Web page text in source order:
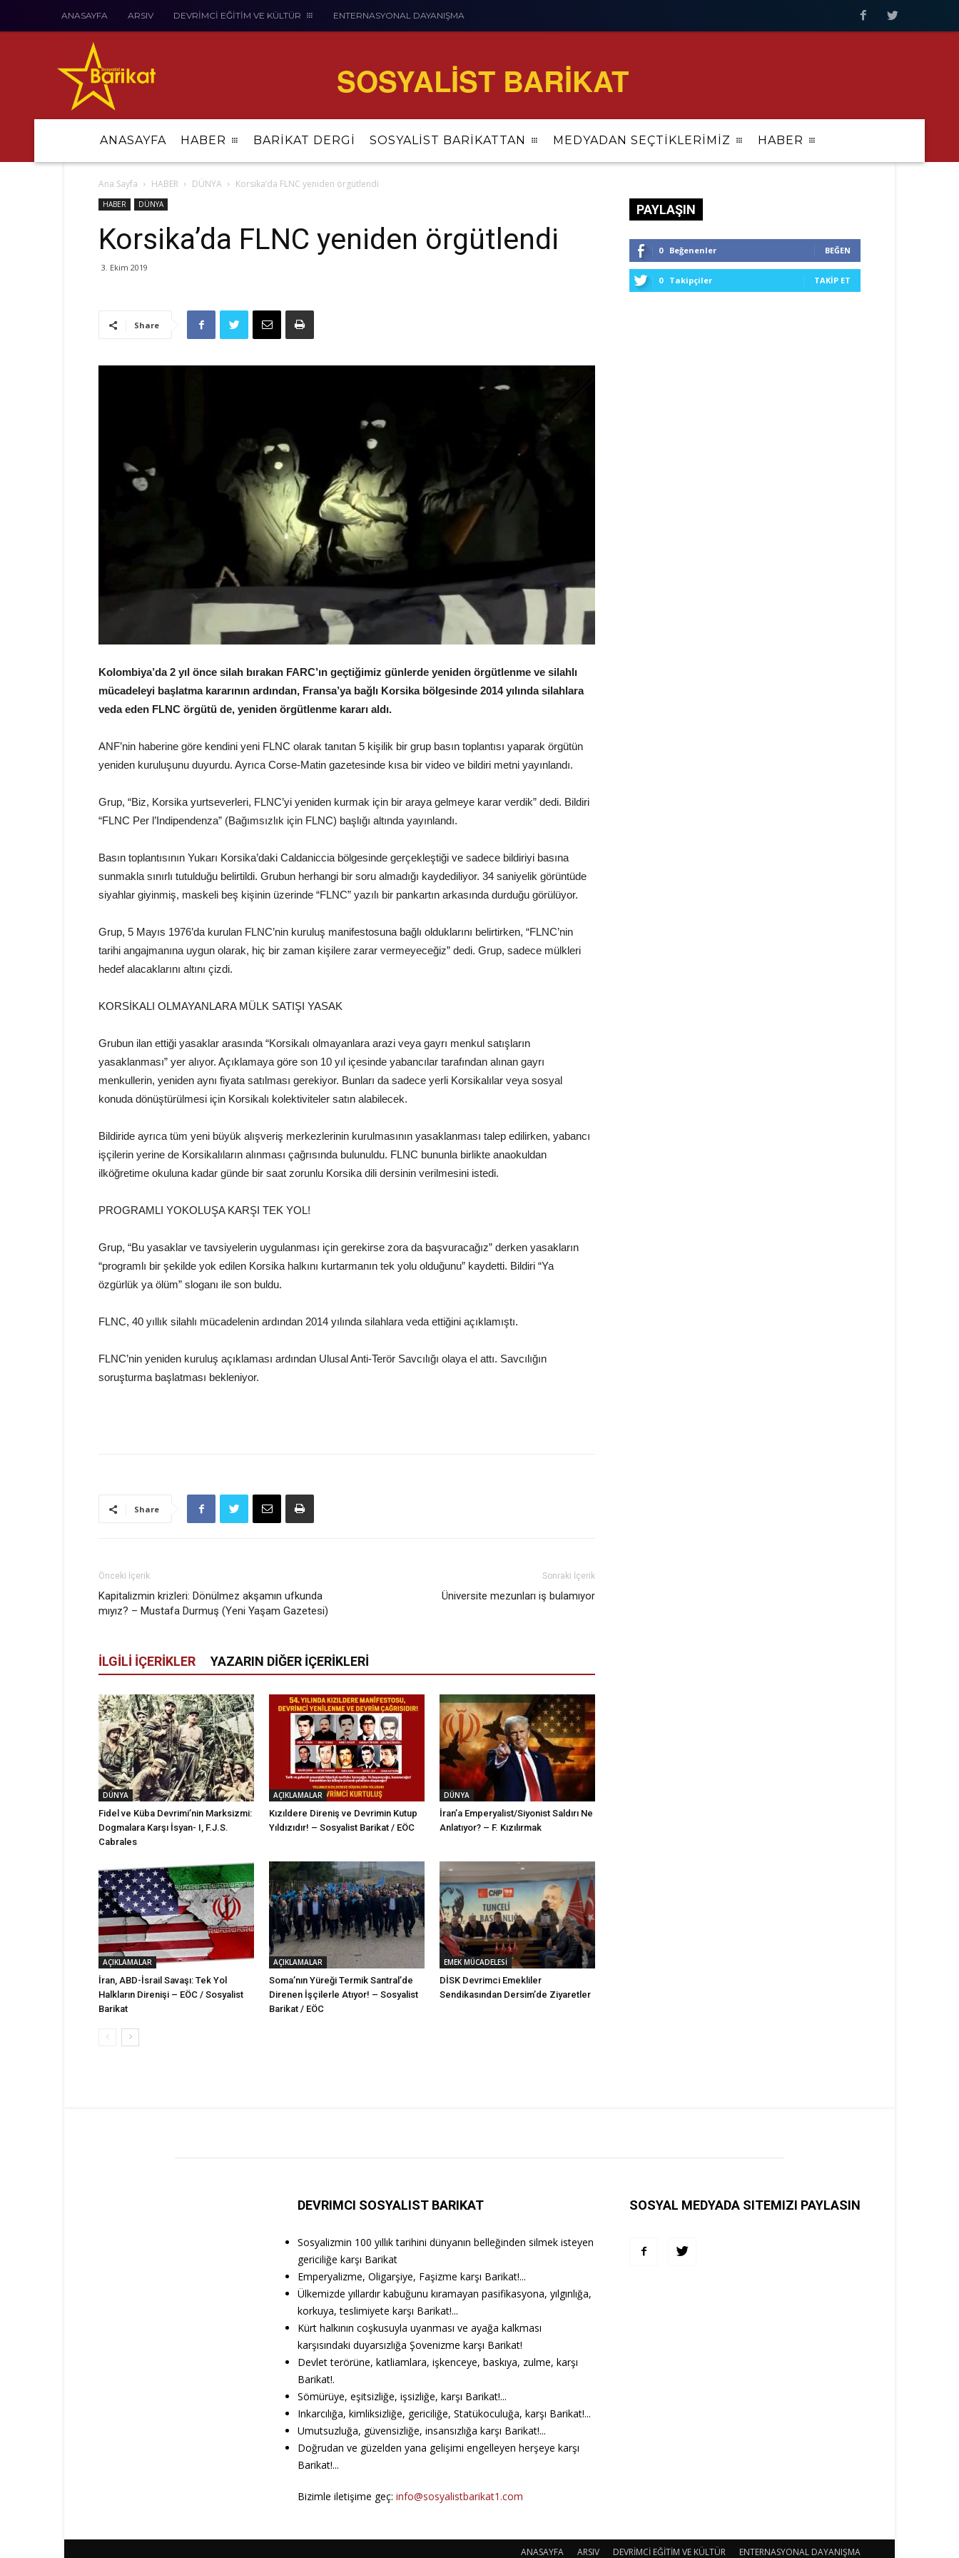
ANASAYFA ARSIV DEVRİMCİ EĞİTİM VE KÜLTÜR ENTERNASYONAL DAYANIŞMA
SOSYALİST BARİKAT
ANASAYFA HABER BARİKAT DERGİ SOSYALİST BARİKATTAN MEDYADAN SEÇTİKLERİMİZ HABER
Ana Sayfa HABER DÜNYA Korsika’da FLNC yeniden örgütlendi
HABER DÜNYA
Korsika’da FLNC yeniden örgütlendi
3. Ekim 2019
Share
Kolombiya’da 2 yıl önce silah bırakan FARC’ın geçtiğimiz günlerde yeniden örgütlenme ve silahlı
mücadeleyi başlatma kararının ardından, Fransa’ya bağlı Korsika bölgesinde 2014 yılında silahlara
veda eden FLNC örgütü de, yeniden örgütlenme kararı aldı.
ANF’nin haberine göre kendini yeni FLNC olarak tanıtan 5 kişilik bir grup basın toplantısı yaparak örgütün
yeniden kuruluşunu duyurdu. Ayrıca Corse-Matin gazetesinde kısa bir video ve bildiri metni yayınlandı.
Grup, “Biz, Korsika yurtseverleri, FLNC’yi yeniden kurmak için bir araya gelmeye karar verdik” dedi. Bildiri
“FLNC Per l’Indipendenza” (Bağımsızlık için FLNC) başlığı altında yayınlandı.
Basın toplantısının Yukarı Korsika’daki Caldaniccia bölgesinde gerçekleştiği ve sadece bildiriyi basına
sunmakla sınırlı tutulduğu belirtildi. Grubun herhangi bir soru almadığı kaydediliyor. 34 saniyelik görüntüde
siyahlar giyinmiş, maskeli beş kişinin üzerinde “FLNC” yazılı bir pankartın arkasında durduğu görülüyor.
Grup, 5 Mayıs 1976’da kurulan FLNC’nin kuruluş manifestosuna bağlı olduklarını belirtirken, “FLNC’nin
tarihi angajmanına uygun olarak, hiç bir zaman kişilere zarar vermeyeceğiz” dedi. Grup, sadece mülkleri
hedef alacaklarını altını çizdi.
KORSİKALI OLMAYANLARA MÜLK SATIŞI YASAK
Grubun ilan ettiği yasaklar arasında “Korsikalı olmayanlara arazi veya gayrı menkul satışların
yasaklanması” yer alıyor. Açıklamaya göre son 10 yıl içesinde yabancılar tarafından alınan gayrı
menkullerin, yeniden aynı fiyata satılması gerekiyor. Bunları da sadece yerli Korsikalılar veya sosyal
konuda dönüştürülmesi için Korsikalı kolektiviteler satın alabilecek.
Bildiride ayrıca tüm yeni büyük alışveriş merkezlerinin kurulmasının yasaklanması talep edilirken, yabancı
işçilerin yerine de Korsikalıların alınması çağrısında bulunuldu. FLNC bununla birlikte anaokuldan
ilköğretime okuluna kadar günde bir saat zorunlu Korsika dili dersinin verilmesini istedi.
PROGRAMLI YOKOLUŞA KARŞI TEK YOL!
Grup, “Bu yasaklar ve tavsiyelerin uygulanması için gerekirse zora da başvuracağız” derken yasakların
“programlı bir şekilde yok edilen Korsika halkını kurtarmanın tek yolu olduğunu” kaydetti. Bildiri “Ya
özgürlük ya ölüm” sloganı ile son buldu.
FLNC, 40 yıllık silahlı mücadelenin ardından 2014 yılında silahlara veda ettiğini açıklamıştı.
FLNC’nin yeniden kuruluş açıklaması ardından Ulusal Anti-Terör Savcılığı olaya el attı. Savcılığın
soruşturma başlatması bekleniyor.
Share
Önceki İçerik
Kapitalizmin krizleri: Dönülmez akşamın ufkunda
mıyız? – Mustafa Durmuş (Yeni Yaşam Gazetesi)
Sonraki İçerik
Üniversite mezunları iş bulamıyor
İLGİLİ İÇERİKLER YAZARIN DİĞER İÇERİKLERİ
DÜNYA
Fidel ve Küba Devrimi’nin Marksizmi:
Dogmalara Karşı İsyan- I, F.J.S.
Cabrales
AÇIKLAMALAR
Kızıldere Direniş ve Devrimin Kutup
Yıldızıdır! – Sosyalist Barikat / EÖC
DÜNYA
İran’a Emperyalist/Siyonist Saldırı Ne
Anlatıyor? – F. Kızılırmak
AÇIKLAMALAR
İran, ABD-İsrail Savaşı: Tek Yol
Halkların Direnişi – EÖC / Sosyalist
Barikat
AÇIKLAMALAR
Soma’nın Yüreği Termik Santral’de
Direnen İşçilerle Atıyor! – Sosyalist
Barikat / EÖC
EMEK MÜCADELESİ
DİSK Devrimci Emekliler
Sendikasından Dersim’de Ziyaretler
PAYLAŞIN
0 Beğenenler BEĞEN
0 Takipçiler TAKIP ET
DEVRIMCI SOSYALIST BARIKAT
Sosyalizmin 100 yıllık tarihini dünyanın belleğinden silmek isteyen
gericiliğe karşı Barikat
Emperyalizme, Oligarşiye, Faşizme karşı Barikat!...
Ülkemizde yıllardır kabuğunu kıramayan pasifikasyona, yılgınlığa,
korkuya, teslimiyete karşı Barikat!...
Kürt halkının coşkusuyla uyanması ve ayağa kalkması
karşısındaki duyarsızlığa Şovenizme karşı Barikat!
Devlet terörüne, katliamlara, işkenceye, baskıya, zulme, karşı
Barikat!.
Sömürüye, eşitsizliğe, işsizliğe, karşı Barikat!...
Inkarcılığa, kimliksizliğe, gericiliğe, Statükoculuğa, karşı Barikat!...
Umutsuzluğa, güvensizliğe, insansızlığa karşı Barikat!...
Doğrudan ve güzelden yana gelişimi engelleyen herşeye karşı
Barikat!...
Bizimle iletişime geç: info@sosyalistbarikat1.com
SOSYAL MEDYADA SITEMIZI PAYLASIN
ANASAYFA ARSIV DEVRİMCİ EĞİTİM VE KÜLTÜR ENTERNASYONAL DAYANIŞMA